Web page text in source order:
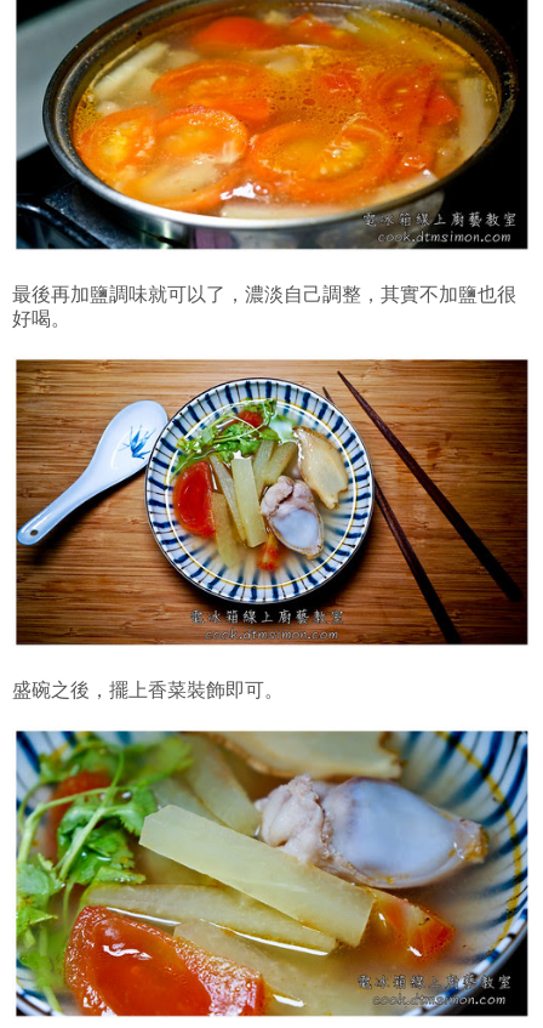
最後再加鹽調味就可以了，濃淡自己調整，其實不加鹽也很
好喝。
盛碗之後，擺上香菜裝飾即可。